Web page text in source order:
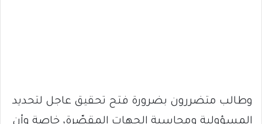
وطالب متضررون بضرورة فتح تحقيق عاجل لتحديد
المسؤولية ومحاسبة الجهات المقصّرة، خاصة وأن